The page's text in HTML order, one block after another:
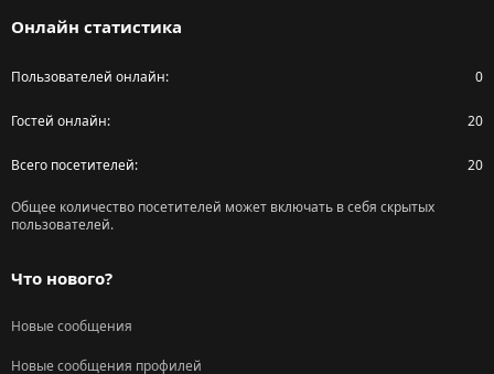
Онлайн статистика
Пользователей онлайн 0
Гостей онлайн 20
Всего посетителей 20
Общее количество посетителей может включать в себя скрытых
пользователей.
Что нового?
Новые сообщения
Новые сообщения профилей